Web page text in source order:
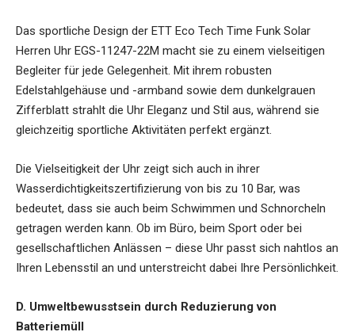
Das sportliche Design der ETT Eco Tech Time Funk Solar
Herren Uhr EGS-11247-22M macht sie zu einem vielseitigen
Begleiter für jede Gelegenheit. Mit ihrem robusten
Edelstahlgehäuse und -armband sowie dem dunkelgrauen
Zifferblatt strahlt die Uhr Eleganz und Stil aus, während sie
gleichzeitig sportliche Aktivitäten perfekt ergänzt.
Die Vielseitigkeit der Uhr zeigt sich auch in ihrer
Wasserdichtigkeitszertifizierung von bis zu 10 Bar, was
bedeutet, dass sie auch beim Schwimmen und Schnorcheln
getragen werden kann. Ob im Büro, beim Sport oder bei
gesellschaftlichen Anlässen – diese Uhr passt sich nahtlos an
Ihren Lebensstil an und unterstreicht dabei Ihre Persönlichkeit.
D. Umweltbewusstsein durch Reduzierung von
Batteriemüll